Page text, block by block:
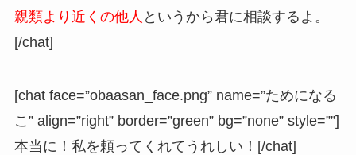
親類より近くの他人 というから君に相談するよ。
[/chat]
[chat face=”obaasan_face.png” name=”ためになる
こ” align=”right” border=”green” bg=”none” style=””]
本当に！私を頼ってくれてうれしい！[/chat]